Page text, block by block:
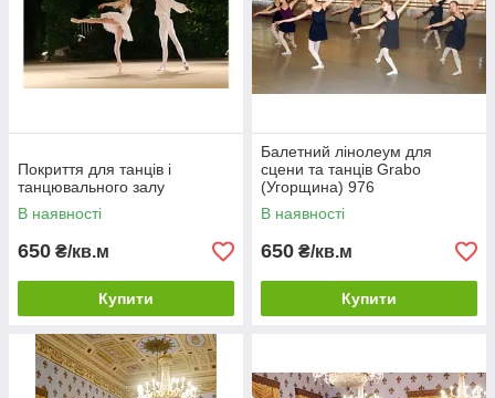
Покриття для танців і
танцювального залу
В наявності
650 ₴/кв.м
Купити
Балетний лінолеум для
сцени та танців Grabo
(Угорщина) 976
В наявності
650 ₴/кв.м
Купити